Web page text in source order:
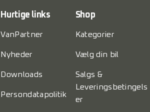
Hurtige links
VanPartner
Nyheder
Downloads
Persondatapolitik
Shop
Kategorier
Vælg din bil
Salgs &
Leveringsbetingels
er